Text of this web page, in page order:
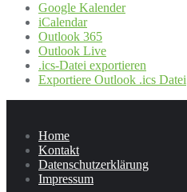
Google Kalender
iCalendar
Outlook 365
Outlook Live
.ics-Datei exportieren
Exportiere Outlook .ics Datei
Home
Kontakt
Datenschutzerklärung
Impressum